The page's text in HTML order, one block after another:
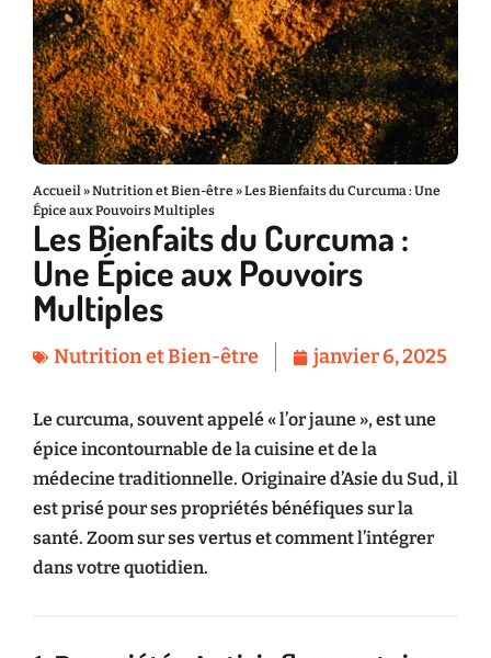
Accueil»Nutrition et Bien-être »Les Bienfaits du Curcuma : Une
Épice aux Pouvoirs Multiples
Les Bienfaits du Curcuma :
Une Épice aux Pouvoirs
Multiples
Nutrition et Bien-être janvier 6, 2025
Le curcuma, souvent appelé « l’or jaune », est une
épice incontournable de la cuisine et de la
médecine traditionnelle. Originaire d’Asie du Sud, il
est prisé pour ses propriétés bénéfiques sur la
santé. Zoom sur ses vertus et comment l’intégrer
dans votre quotidien.